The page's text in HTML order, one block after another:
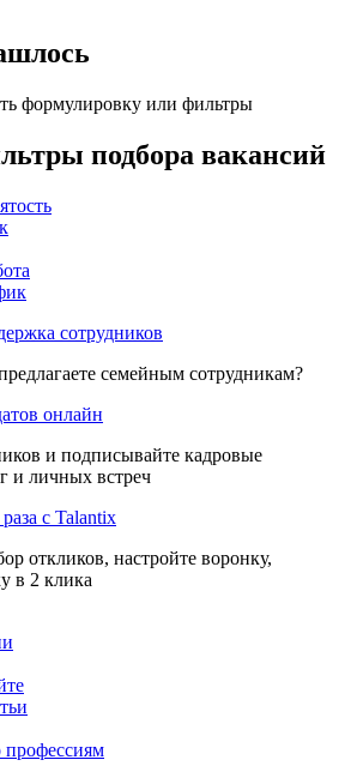
формулировку или фильтры
подбора вакансий
сотрудников
семейным сотрудникам?
онлайн
и подписывайте кадровые
и личных встреч
с Talantix
откликов, настройте воронку,
в 2 клика